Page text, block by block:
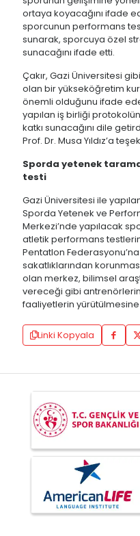
ortaya koyacağını ifade
sporcunun performans
sunarak, sporcuya özel
sunacağını ifade etti.
Çakır, Gazi Üniversitesi
olan bir yükseköğretim
önemli olduğunu ifade
yapılan iş birliği
katkı sunacağını dile
Prof. Dr. Musa Yıldız’a
Sporda yetenek
testi
Gazi Üniversitesi ile
Sporda Yetenek ve
Merkezi’nde yapılacak
atletik performans
Pentatlon
sakatlıklarından
olan merkez, bilimsel
vereceği gibi
faaliyetlerin
Linki Kopyala